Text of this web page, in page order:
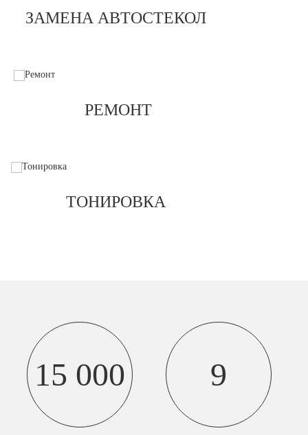
ЗАМЕНА АВТОСТЕКОЛ
РЕМОНТ
ТОНИРОВКА
15 000 9